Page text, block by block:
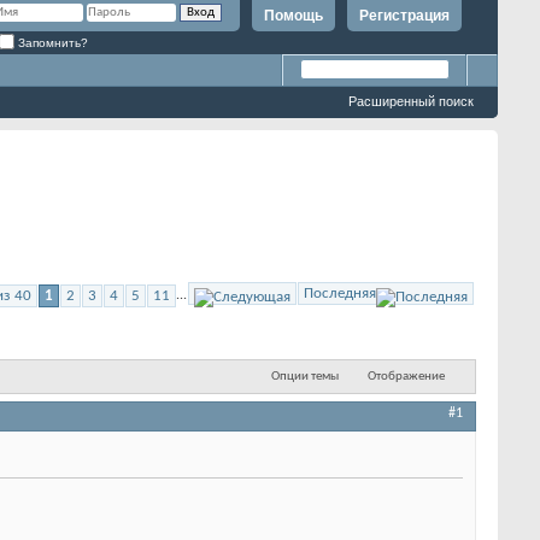
Регистрация
Помощь
Запомнить?
Расширенный поиск
40 1 2 3 4 5 11 ... Последняя
Опции темы Отображение
#1